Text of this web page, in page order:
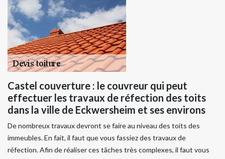
Castel couverture : le couvreur qui peut
effectuer les travaux de réfection des toits
dans la ville de Eckwersheim et ses environs
De nombreux travaux devront se faire au niveau des toits des
immeubles. En fait, il faut que vous fassiez des travaux de
réfection. Afin de réaliser ces tâches très complexes, il faut vous